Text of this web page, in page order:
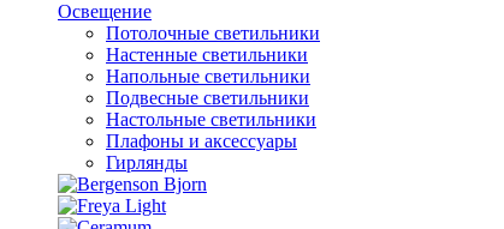
Освещение
Потолочные светильники
Настенные светильники
Напольные светильники
Подвесные светильники
Настольные светильники
Плафоны и аксессуары
Гирлянды